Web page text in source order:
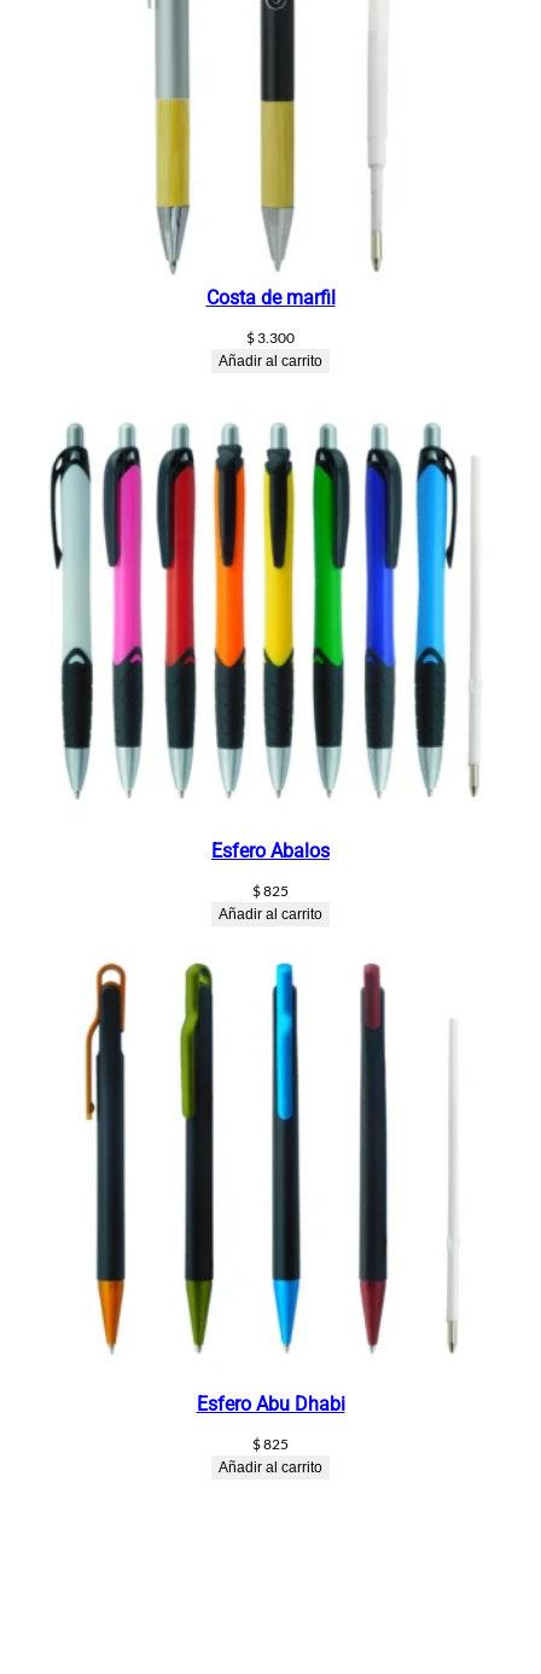
Costa de marfil
$3.300
Añadir al carrito
Esfero Abalos
$825
Añadir al carrito
Esfero Abu Dhabi
$825
Añadir al carrito